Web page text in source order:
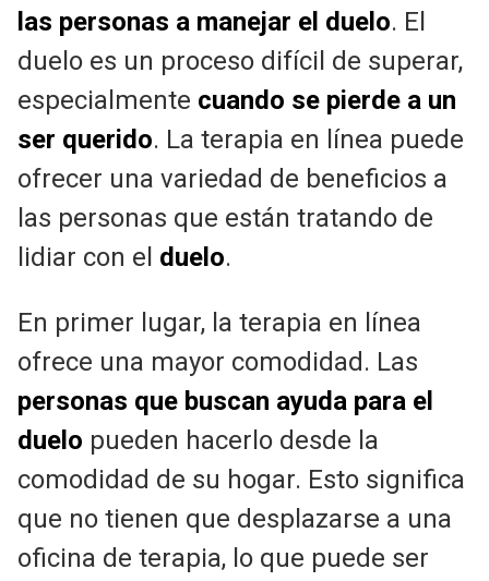
las personas a manejar el duelo. El
duelo es un proceso difícil de superar,
especialmente cuando se pierde a un
ser querido. La terapia en línea puede
ofrecer una variedad de beneficios a
las personas que están tratando de
lidiar con el duelo.
En primer lugar, la terapia en línea
ofrece una mayor comodidad. Las
personas que buscan ayuda para el
duelo pueden hacerlo desde la
comodidad de su hogar. Esto significa
que no tienen que desplazarse a una
oficina de terapia, lo que puede ser